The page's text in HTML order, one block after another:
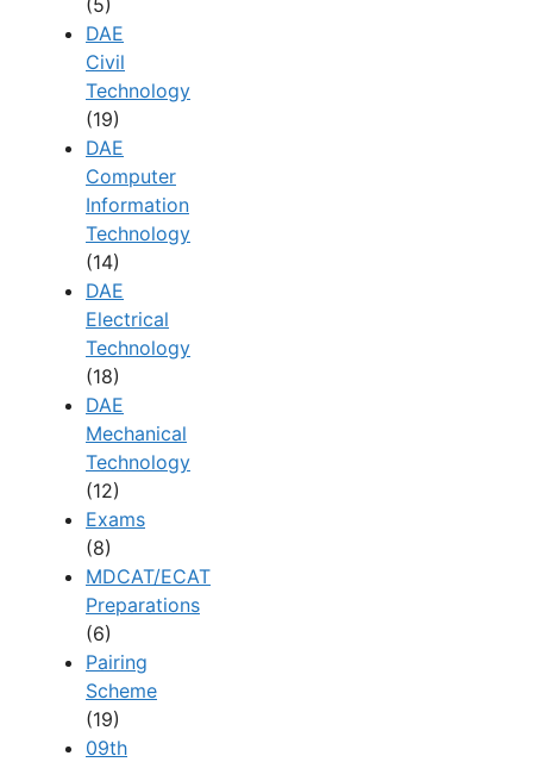
DAE
Civil
Technology
(19)
DAE
Computer
Information
Technology
(14)
DAE
Electrical
Technology
(18)
DAE
Mechanical
Technology
(12)
Exams
(8)
MDCAT/ECAT
Preparations
(6)
Pairing
Scheme
(19)
09th